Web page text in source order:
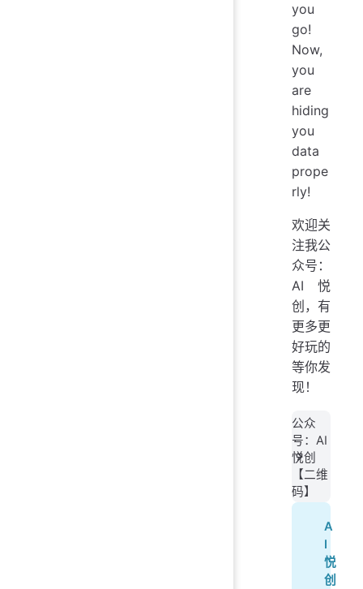
you
go!
Now,
you
are
hiding
you
data
prope
rly!
欢迎关
注我公
众号：
AI悦
创，有
更多更
好玩的
等你发
现！
公众
号：AI
悦创
【二维
码】
A
I
悦
创